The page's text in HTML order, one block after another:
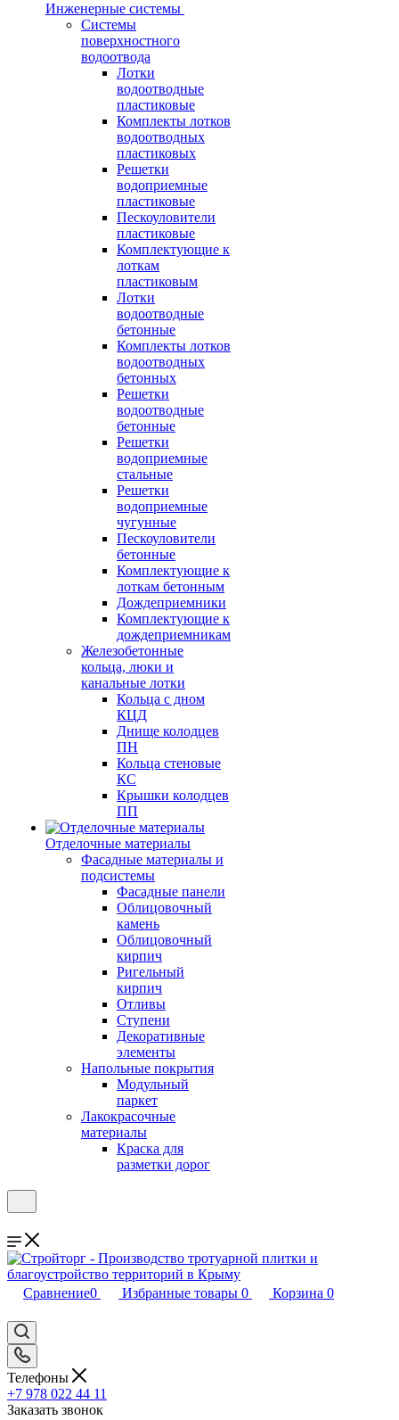
Инженерные системы
Системы
поверхностного
водоотвода
Лотки
водоотводные
пластиковые
Комплекты лотков
водоотводных
пластиковых
Решетки
водоприемные
пластиковые
Пескоуловители
пластиковые
Комплектующие к
лоткам
пластиковым
Лотки
водоотводные
бетонные
Комплекты лотков
водоотводных
бетонных
Решетки
водоотводные
бетонные
Решетки
водоприемные
стальные
Решетки
водоприемные
чугунные
Пескоуловители
бетонные
Комплектующие к
лоткам бетонным
Дождеприемники
Комплектующие к
дождеприемникам
Железобетонные
кольца, люки и
канальные лотки
Кольца с дном
КЦД
Днище колодцев
ПН
Кольца стеновые
КС
Крышки колодцев
ПП
Отделочные материалы
Фасадные материалы и
подсистемы
Фасадные панели
Облицовочный
камень
Облицовочный
кирпич
Ригельный
кирпич
Отливы
Ступени
Декоративные
элементы
Напольные покрытия
Модульный
паркет
Лакокрасочные
материалы
Краска для
разметки дорог
Сравнение0 Избранные товары 0 Корзина 0
Телефоны
+7 978 022 44 11
Заказать звонок